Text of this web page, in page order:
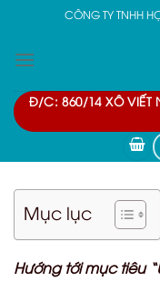
content
CÔNG TY TNHH
Đ/C: 860/14 XÔ VIẾT
Mục lục
Hướng tới mục tiêu